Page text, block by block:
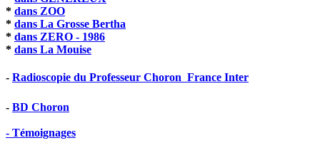
* dans ZOO
* dans La Grosse Bertha
* dans ZERO - 1986
* dans La Mouise
- Radioscopie du Professeur Choron  France Inter
- BD Choron
- Témoignages